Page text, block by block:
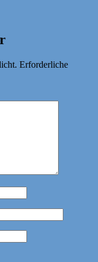
Erforderliche